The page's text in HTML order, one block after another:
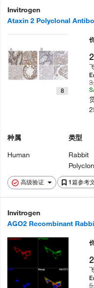
Invitrogen
Ataxin 2 Polyclonal
高级验证 1篇参考
8
种属
Human
类型
Rabbit
Invitrogen
AGO2 Recombinant